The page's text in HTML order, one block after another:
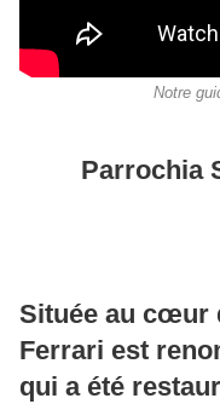
Notre
Parrochia
Située au cœur
Ferrari est
qui a été